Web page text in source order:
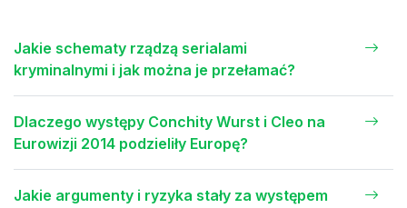
Jakie schematy rządzą serialami
kryminalnymi i jak można je przełamać?
Dlaczego występy Conchity Wurst i Cleo na
Eurowizji 2014 podzieliły Europę?
Jakie argumenty i ryzyka stały za występem